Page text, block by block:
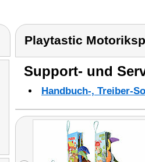
Playtastic
Support- und
Handbuch-, Treiber-